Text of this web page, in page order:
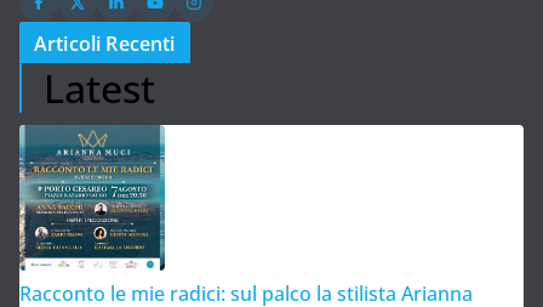
Articoli Recenti
Latest
Racconto le mie radici: sul palco la stilista Arianna